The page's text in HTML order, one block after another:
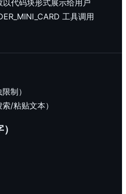
以代码块形式展示给用户
工具调用
制）
/粘贴文本）